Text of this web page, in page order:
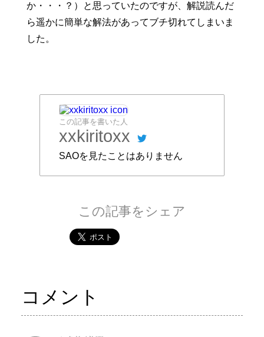
か・・・？）と思っていたのですが、解説読んだ
ら遥かに簡単な解法があってブチ切れてしまいま
した。
この記事を書いた人
xxkiritoxx
SAOを見たことはありません
この記事をシェア